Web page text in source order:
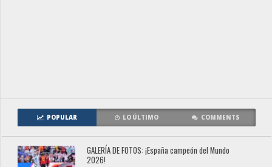
POPULAR LO ÚLTIMO COMMENTS
GALERÍA DE FOTOS: ¡España campeón del Mundo
2026!